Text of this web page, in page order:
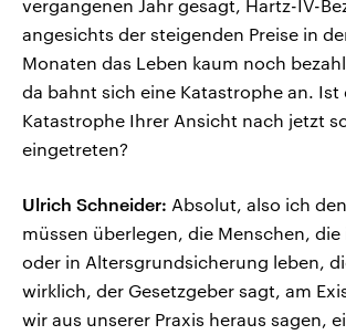
vergangenen Jahr gesagt, Hartz-IV-
angesichts der steigenden Preise in
Monaten das Leben kaum noch
da bahnt sich eine Katastrophe an. Ist
Katastrophe Ihrer Ansicht nach jetzt
eingetreten?
Ulrich Schneider: Absolut, also ich
müssen überlegen, die Menschen, die
oder in Altersgrundsicherung leben,
wirklich, der Gesetzgeber sagt, am
wir aus unserer Praxis heraus sagen,